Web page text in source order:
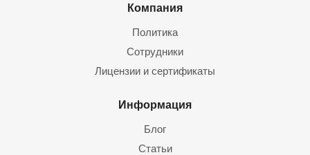
Компания
Политика
Сотрудники
Лицензии и сертификаты
Информация
Блог
Статьи